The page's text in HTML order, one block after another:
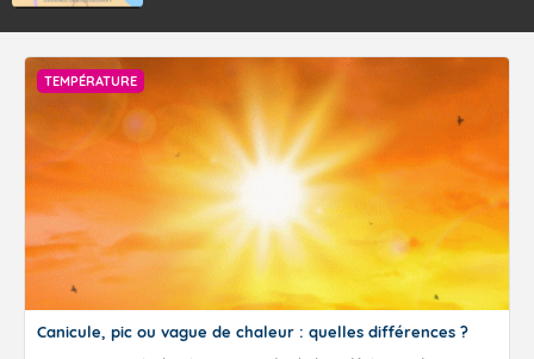
TEMPÉRATURE
Canicule, pic ou vague de chaleur : quelles différences ?